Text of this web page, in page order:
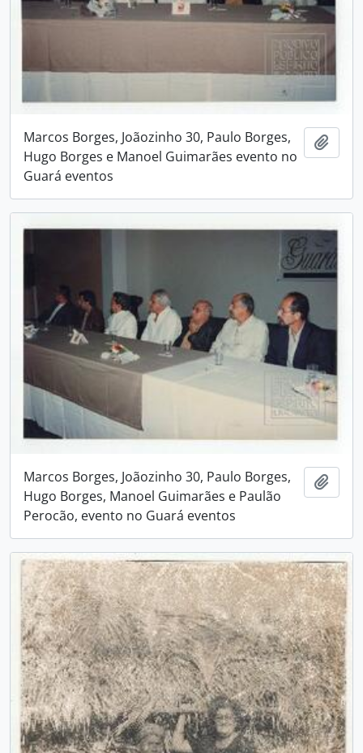
Marcos Borges, Joãozinho 30, Paulo Borges,
Hugo Borges e Manoel Guimarães evento no
Guará eventos
Marcos Borges, Joãozinho 30, Paulo Borges,
Hugo Borges, Manoel Guimarães e Paulão
Perocão, evento no Guará eventos